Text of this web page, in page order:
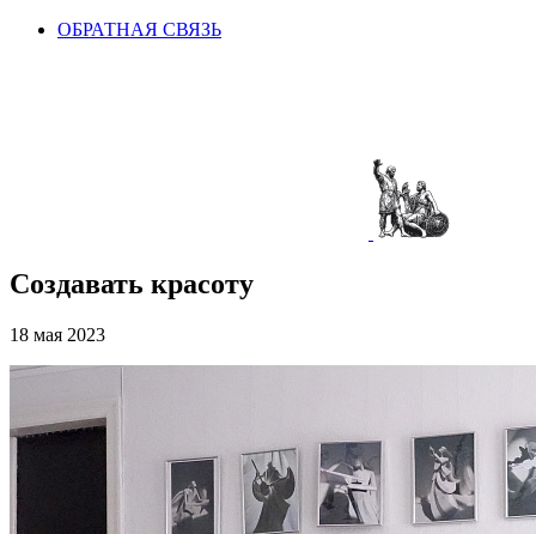
ОБРАТНАЯ СВЯЗЬ
Создавать красоту
18 мая 2023